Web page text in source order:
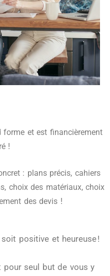
forme et est financièrement
!
: plans précis, cahiers
choix des matériaux, choix
des devis !
positive et heureuse !
pour seul but de vous y